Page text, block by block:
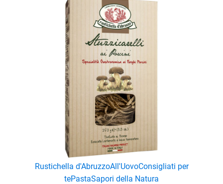
Rustichella d'AbruzzoAll'UovoConsigliati per
tePastaSapori della Natura